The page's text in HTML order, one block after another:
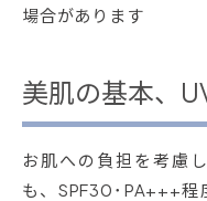
場合があります
美肌の基本、
お肌への負担を考慮
も、SPF30･PA+++程